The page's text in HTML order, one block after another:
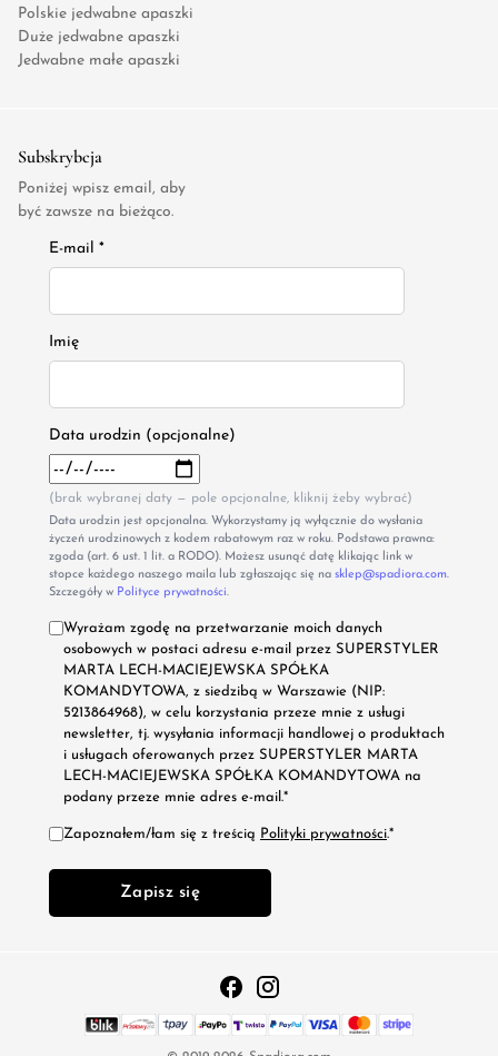
Polskie jedwabne apaszki
Duże jedwabne apaszki
Jedwabne małe apaszki
Subskrybcja
Poniżej wpisz email, aby
być zawsze na bieżąco.
E-mail *
Imię
Data urodzin (opcjonalne)
(brak wybranej daty — pole opcjonalne, kliknij żeby wybrać)
Data urodzin jest opcjonalna. Wykorzystamy ją wyłącznie do wysłania
życzeń urodzinowych z kodem rabatowym raz w roku. Podstawa prawna:
zgoda (art. 6 ust. 1 lit. a RODO). Możesz usunąć datę klikając link w
stopce każdego naszego maila lub zgłaszając się na sklep@spadiora.com.
Szczegóły w Polityce prywatności.
Wyrażam zgodę na przetwarzanie moich danych
osobowych w postaci adresu e-mail przez SUPERSTYLER
MARTA LECH-MACIEJEWSKA SPÓŁKA
KOMANDYTOWA, z siedzibą w Warszawie (NIP:
5213864968), w celu korzystania przeze mnie z usługi
newsletter, tj. wysyłania informacji handlowej o produktach
i usługach oferowanych przez SUPERSTYLER MARTA
LECH-MACIEJEWSKA SPÓŁKA KOMANDYTOWA na
podany przeze mnie adres e-mail.*
Zapoznałem/łam się z treścią Polityki prywatności.*
Zapisz się